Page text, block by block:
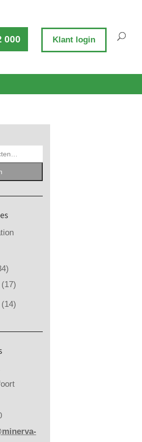
000 Klant login
(17)
(14)